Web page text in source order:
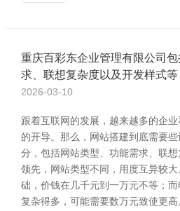
重庆百彩东企业管理有限公司
求、联想复杂度以及开发样式等
2026-03-10
跟着互联网的发展，越来越多的企
的开导。那么，网站搭建到底需要
分，包括网站类型、功能需求、联想
领先，网站类型不同，用度互异较
础，价钱在几千元到一万元不等；
复杂得多，可能需要数万元致使更